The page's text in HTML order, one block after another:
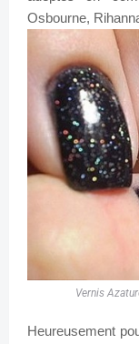
Osbourne,
Vernis
Heureusement